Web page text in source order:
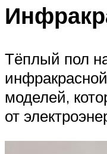
Тёплый пол
моделей,
от